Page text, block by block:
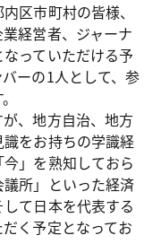
区市町村の皆様、
経営者、ジャーナ
っていただける予
ーの1人として、参
、地方自治、地方
をお持ちの学識経
」を熟知しておら
所」といった経済
て日本を代表する
く予定となってお